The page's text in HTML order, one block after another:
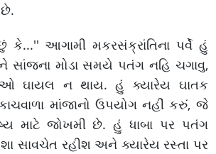
કે...'' આગામી મકરસંક્રાંતિના પર્વે હું
સાંજના મોડા સમયે પતંગ નહિ ચગાવુ,
ઘાયલ ન થાય. હું ક્યારેય ઘાતક
માંજાનો ઉપયોગ નહીં કરું, જે
માટે જોખમી છે. હું ધાબા પર પતંગ
સાવચેત રહીશ અને ક્યારેય રસ્તા પર